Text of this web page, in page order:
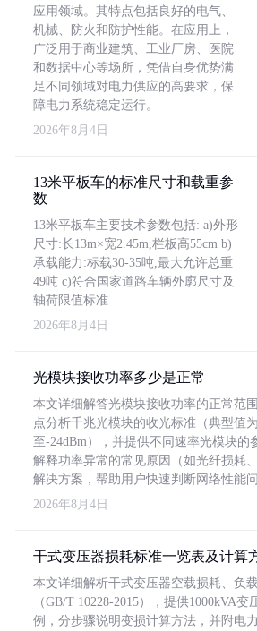
应用领域。其特点包括良好的电气、
机械、防火和防护性能。在应用上，
广泛用于商业建筑、工业厂房、医院
和数据中心等场所，凭借自身优势满
足不同领域对电力供应的高要求，保
障电力系统稳定运行。
2026年8月4日
13米平板车的标准尺寸和载重参
数
13米平板车主要技术参数包括: a)外形
尺寸:长13m×宽2.45m,栏板高55cm b)
承载能力:标载30-35吨,最大允许总重
49吨 c)符合国家道路车辆外廓尺寸及
轴荷限值标准
2026年8月4日
光模块接收功率多少是正常
本文详细解答光模块接收功率的正常范
点分析千兆光模块的收光标准（典型值
至-24dBm），并提供不同速率光模块的
解释功率异常的常见原因（如光纤损耗
解决方案，帮助用户快速判断网络性能问
2026年8月4日
干式变压器损耗标准一览表及计算
本文详细解析干式变压器空载损耗、负
（GB/T 10228-2015），提供1000kVA变
例，分步骤说明变损计算方法，并附电